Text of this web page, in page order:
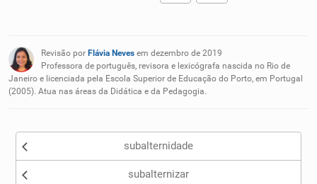
Nenhum dos sinônimos apresentados me ajudou
Outro
Revisão por Flávia Neves em dezembro de 2019
Professora de português, revisora e lexicógrafa nascida no Rio de
Janeiro e licenciada pela Escola Superior de Educação do Porto, em Portugal
(2005). Atua nas áreas da Didática e da Pedagogia.
subalternidade
subalternizar